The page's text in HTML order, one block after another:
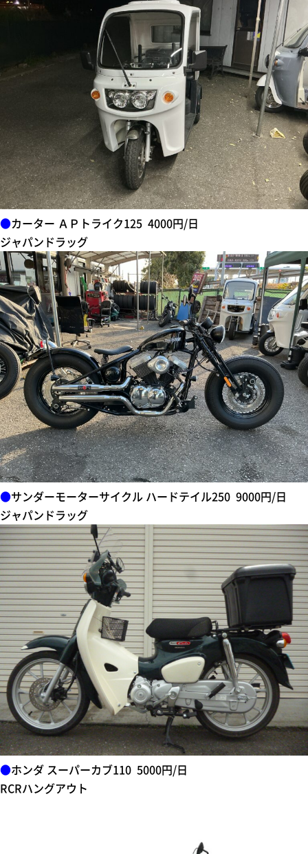
●カーター ＡＰトライク125 4000円/日
ジャパンドラッグ
●サンダーモーターサイクル ハードテイル250 9000円/日
ジャパンドラッグ
●ホンダ スーパーカブ110 5000円/日
RCRハングアウト